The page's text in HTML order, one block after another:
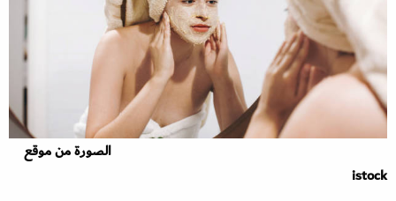
الصورة من موقع
istock